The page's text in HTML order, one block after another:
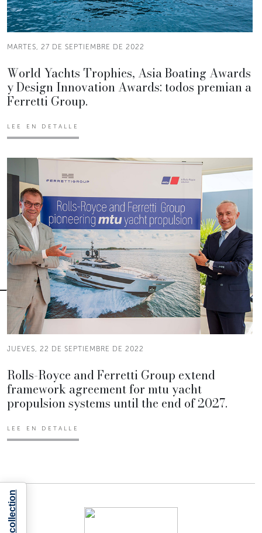
MARTES, 27 DE SEPTIEMBRE DE 2022
World Yachts Trophies, Asia Boating Awards
y Design Innovation Awards: todos premian a
Ferretti Group.
LEE EN DETALLE
JUEVES, 22 DE SEPTIEMBRE DE 2022
Rolls-Royce and Ferretti Group extend
framework agreement for mtu yacht
propulsion systems until the end of 2027.
LEE EN DETALLE